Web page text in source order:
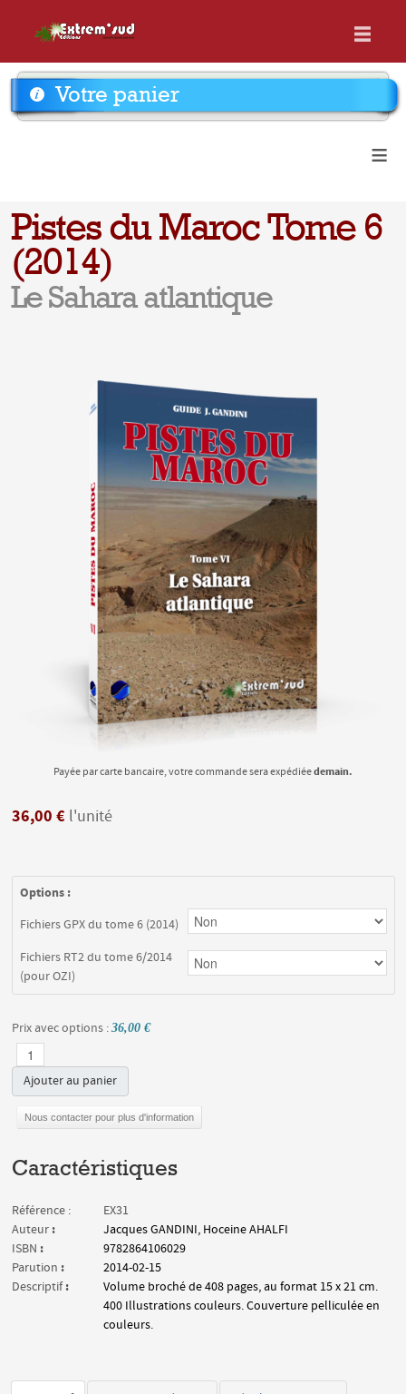
Votre panier
≡
Pistes du Maroc Tome 6
(2014)
Le Sahara atlantique
Payée par carte bancaire, votre commande sera expédiéedemain.
36,00 € l'unité
Options :
Fichiers GPX du tome 6 (2014)
Fichiers RT2 du tome 6/2014
(pour OZI)
Prix avec options : 36,00 €
Ajouter au panier
Nous contacter pour plus d'information
Caractéristiques
Référence :
EX31
Auteur :
Jacques GANDINI, Hoceine AHALFI
ISBN :
9782864106029
Parution :
2014-02-15
Descriptif:
Volume broché de 408 pages, au format 15 x 21 cm.
400 Illustrations couleurs. Couverture pelliculée en
couleurs.